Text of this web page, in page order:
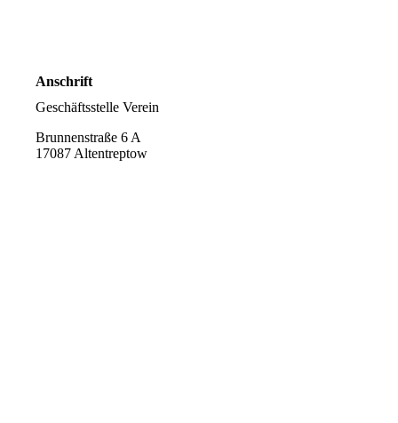
Anschrift
Geschäftsstelle Verein
Brunnenstraße 6 A
17087 Altentreptow